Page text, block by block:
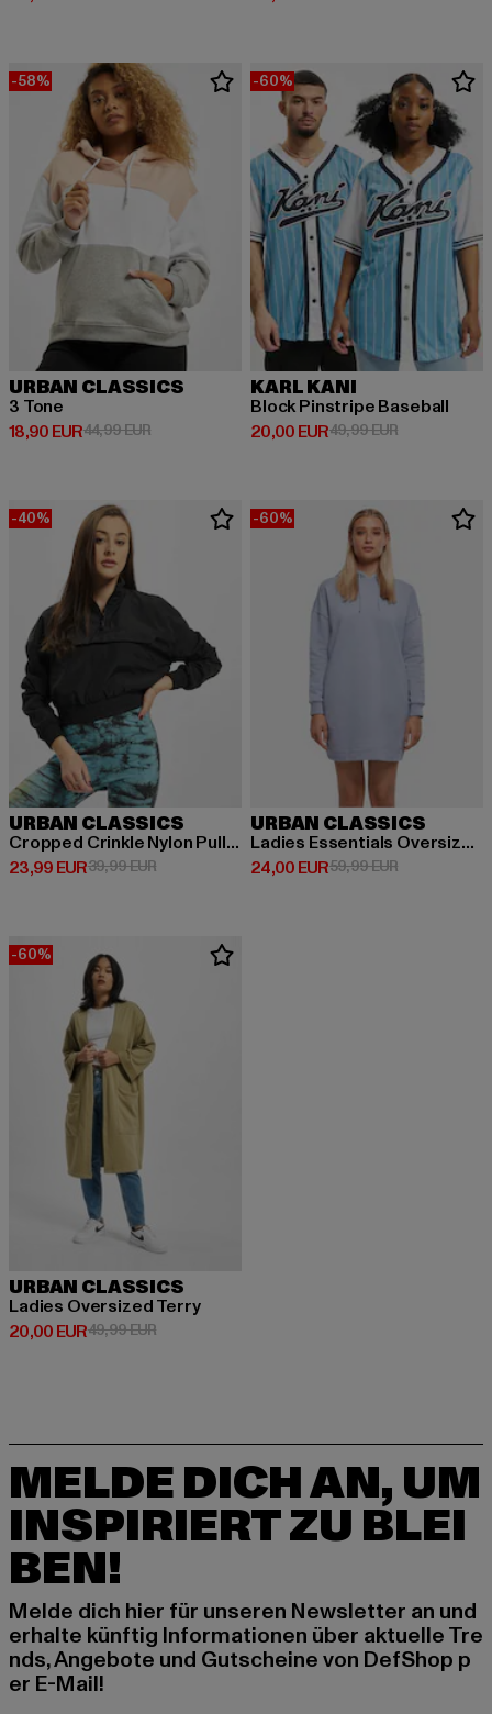
-58%
URBAN CLASSICS
3 Tone
18,90 EUR
Derzeitiger Preis: 18,90 EUR
44,99 EURAktionspreis: 44,99 EUR
-60%
KARL KANI
Block Pinstripe Baseball
20,00 EUR
Derzeitiger Preis: 20,00 EUR
49,99 EURAktionspreis:
-40%
URBAN CLASSICS
Cropped Crinkle Nylon Pull Over
23,99 EUR
Derzeitiger Preis: 23,99 EUR
39,99 EURAktionspreis: 39,99 EUR
-60%
URBAN CLASSICS
Ladies Essentials Oversized Terry
24,00 EUR
Derzeitiger Preis: 24,00 EUR
59,99 EURAktionspreis:
-60%
URBAN CLASSICS
Ladies Oversized Terry
20,00 EUR
Derzeitiger Preis: 20,00 EUR
49,99 EURAktionspreis: 49,99 EUR
MELDE DICH AN, UM
INSPIRIERT ZU BLEI
BEN!
Melde dich hier für unseren Newsletter an und
erhalte künftig Informationen über aktuelle Tre
nds, Angebote und Gutscheine von DefShop p
er E-Mail!